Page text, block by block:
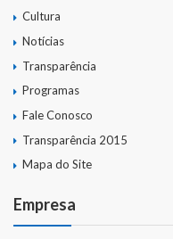
Cultura
Notícias
Transparência
Programas
Fale Conosco
Transparência 2015
Mapa do Site
Empresa